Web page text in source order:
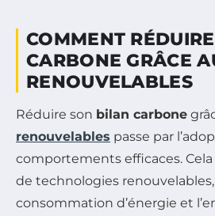
COMMENT
CARBONE GRÂCE
RENOUVELABLES
Réduire son bilan carbone
renouvelables passe par
comportements efficaces.
de technologies
consommation d’énergie et